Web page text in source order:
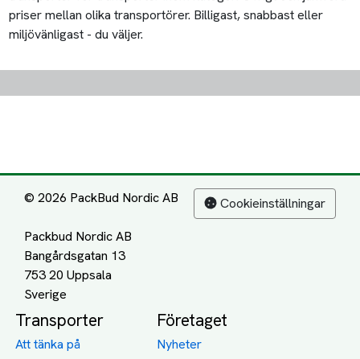
priser mellan olika transportörer. Billigast, snabbast eller
miljövänligast - du väljer.
© 2026 PackBud Nordic AB
Packbud Nordic AB
Bangårdsgatan 13
753 20 Uppsala
Cookieinställningar
Transporter
Att tänka på
Företaget
Nyheter